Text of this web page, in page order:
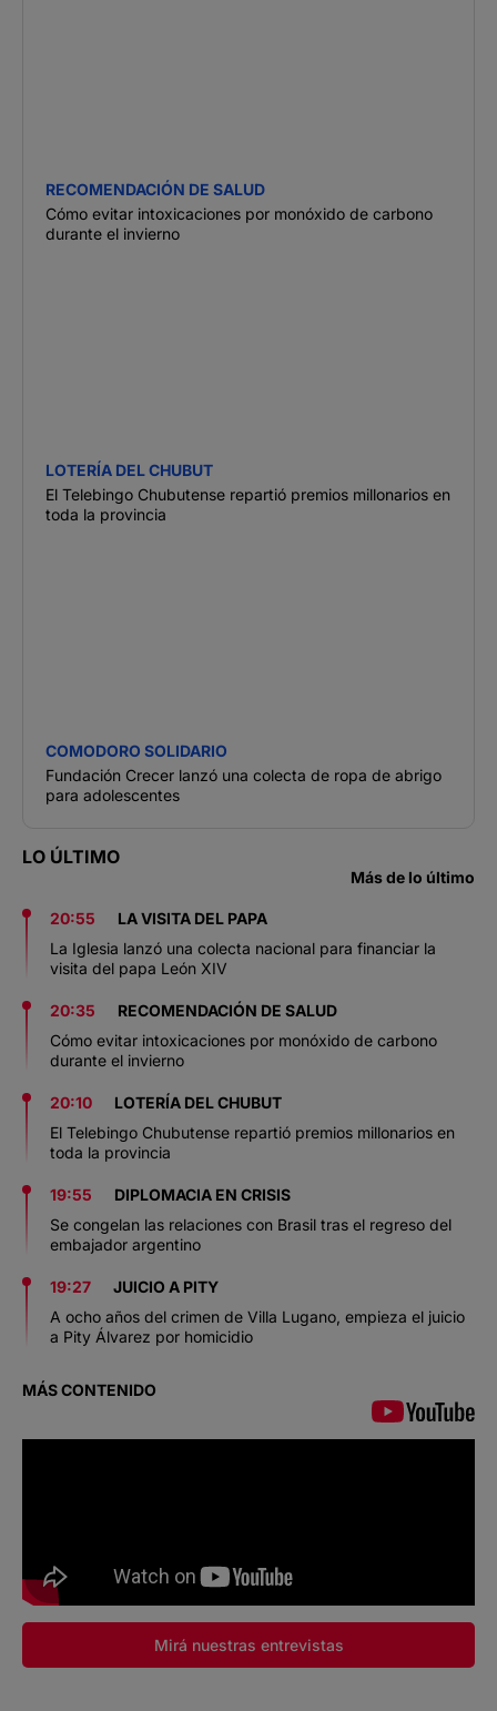
RECOMENDACIÓN DE SALUD
Cómo evitar intoxicaciones por monóxido de carbono
durante el invierno
LOTERÍA DEL CHUBUT
El Telebingo Chubutense repartió premios millonarios en
toda la provincia
COMODORO SOLIDARIO
Fundación Crecer lanzó una colecta de ropa de abrigo
para adolescentes
LO ÚLTIMO
Más de lo último
20:55
LA VISITA DEL PAPA
La Iglesia lanzó una colecta nacional para financiar la
visita del papa León XIV
20:35
RECOMENDACIÓN DE SALUD
Cómo evitar intoxicaciones por monóxido de carbono
durante el invierno
20:10
LOTERÍA DEL CHUBUT
El Telebingo Chubutense repartió premios millonarios en
toda la provincia
19:55
DIPLOMACIA EN CRISIS
Se congelan las relaciones con Brasil tras el regreso del
embajador argentino
19:27
JUICIO A PITY
A ocho años del crimen de Villa Lugano, empieza el juicio
a Pity Álvarez por homicidio
MÁS CONTENIDO
Mirá nuestras entrevistas